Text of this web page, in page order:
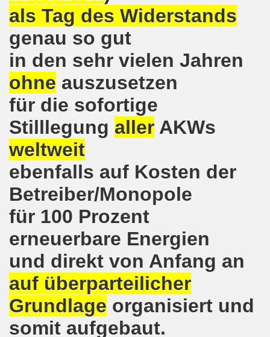
als Tag des Widerstands
genau so gut
in den sehr vielen Jahren
ohne auszusetzen
für die sofortige
Stilllegung aller AKWs
weltweit
ebenfalls auf Kosten der
Betreiber/Monopole
für 100 Prozent
erneuerbare Energien
und direkt von Anfang an
auf überparteilicher
Grundlage organisiert und
somit aufgebaut.
- Berichte aus erster Hand am 11.05.2020
Krisenlasten auf Arbeiter, auf Erwerbslose, auf
wieder am 11.05.2020 auf der Straße -
bleibt aktiv auch in Corona-Zeiten!
als Tag des Widerstands am 09.03.2020:
am 19.03.2020 zur Corona-Pandemie
mahnt am 09.03.2020 an Folgen von
Kampf (offener Brief von Frank Oettler aus Halle an
Bewegung demonstriert und protestiert am
Bewegung ruft auf am 17.02.2020 zur Demonstration
wird zum Tag X aufrufen
Montagsdemo-Bewegung in Gelsenkirchen ins Jahr
Bewegung am 14.10.2019 mit klarer Haltung gegen